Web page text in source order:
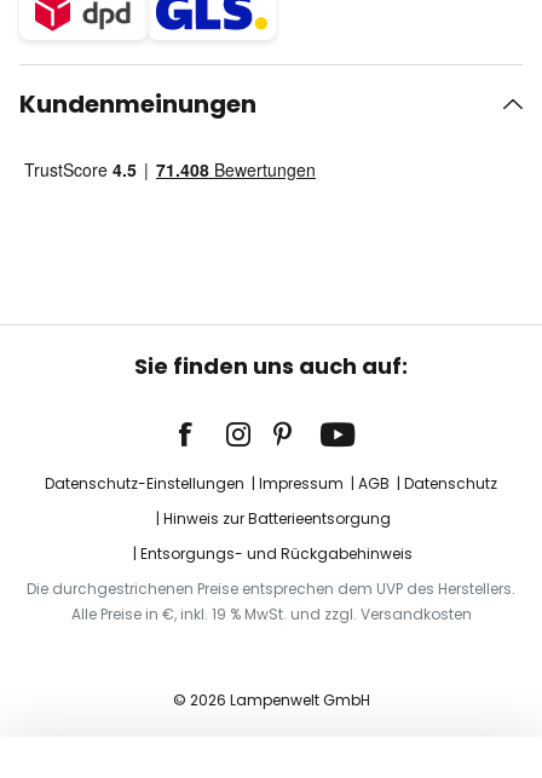
Kundenmeinungen
Sie finden uns auch auf:
Datenschutz-Einstellungen Impressum AGB
Datenschutz
Hinweis zur Batterieentsorgung
Entsorgungs- und Rückgabehinweis
Die durchgestrichenen Preise entsprechen dem UVP des Herstellers.
Alle Preise in €, inkl. 19 % MwSt. und zzgl. Versandkosten
© 2026 Lampenwelt GmbH